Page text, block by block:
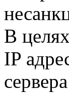
В
IP